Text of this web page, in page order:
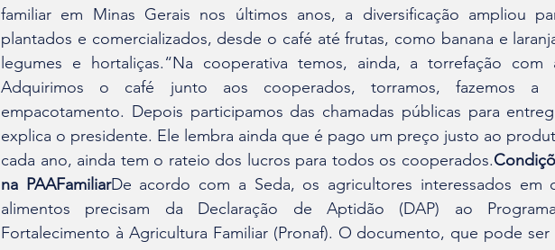
familiar em Minas Gerais nos últimos anos, a diversificação ampliou
plantados e comercializados, desde o café até frutas, como banana e
legumes e hortaliças.“Na cooperativa temos, ainda, a torrefação com
Adquirimos o café junto aos cooperados, torramos, fazemos
empacotamento. Depois participamos das chamadas públicas para
explica o presidente. Ele lembra ainda que é pago um preço justo ao
cada ano, ainda tem o rateio dos lucros para todos os cooperados.
na PAAFamiliarDe acordo com a Seda, os agricultores interessados em
alimentos precisam da Declaração de Aptidão (DAP) ao
Fortalecimento à Agricultura Familiar (Pronaf). O documento, que pode